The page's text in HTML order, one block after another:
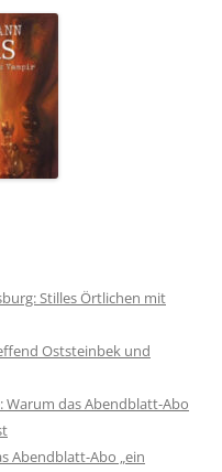
Stilles Örtlichen mit
Oststeinbek und
Warum das Abendblatt-Abo
Abendblatt-Abo „ein